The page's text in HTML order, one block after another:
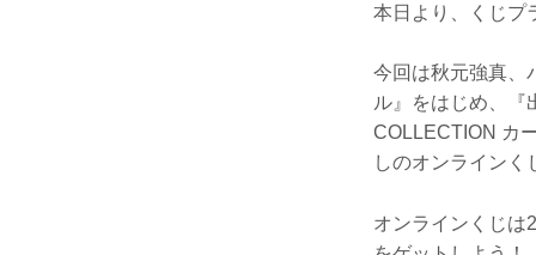
本日より、くじプ
今回は秋元強真、
ル』をはじめ、『
COLLECTION カ
しのオンラインく
オンラインくじは